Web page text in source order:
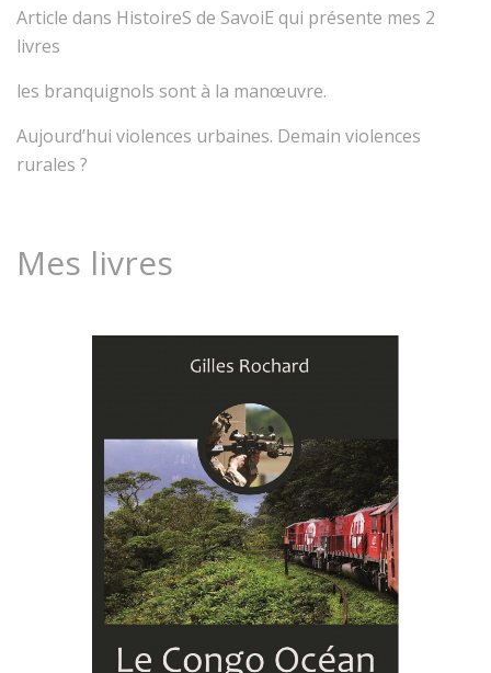
Article dans HistoireS de SavoiE qui présente mes 2
livres
les branquignols sont à la manœuvre.
Aujourd’hui violences urbaines. Demain violences
rurales ?
Mes livres